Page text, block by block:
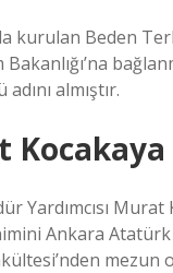
kurulan Beden
almıştır.
Yardımcısı Murat
Ankara Atatürk
mezun